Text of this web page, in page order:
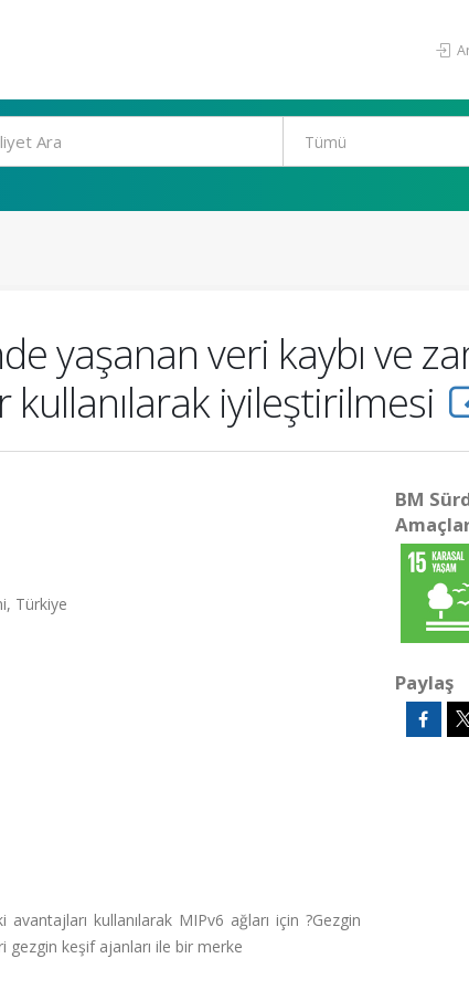
yaşanan veri kaybı ve
iyileştirilmesi
Türkiye
kullanılarak MIPv6 ağları için ?Gezgin
gezgin keşif ajanları ile bir merke
BM
Paylaş